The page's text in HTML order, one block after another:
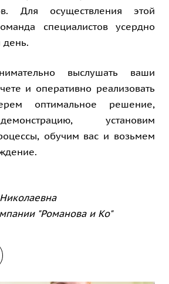
Для осуществления этой
специалистов усердно
день.
выслушать ваши
и оперативно реализовать
оптимальное решение,
установим
обучим вас и возьмем
"Романова и Ко"